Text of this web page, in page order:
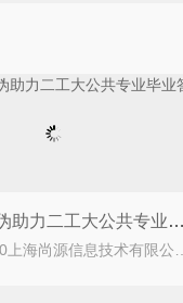
上海尚源防伪助力二工大公共专业毕业答辩
2026.5.20上海尚源信息技术有限公司